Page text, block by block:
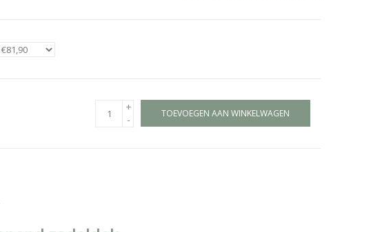
+
-
TOEVOEGEN AAN WINKELWAGEN